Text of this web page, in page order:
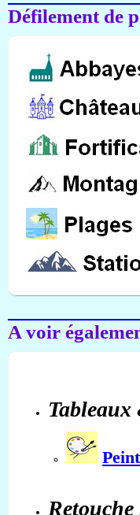
Défilement de
A voir